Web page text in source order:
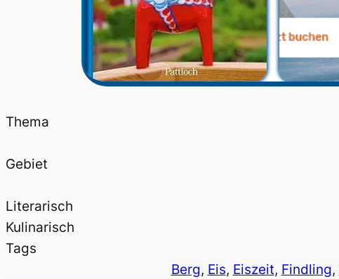
Thema
Gebiet
Literarisch
Kulinarisch
Tags
Berg, Eis, Eiszeit, Findling,